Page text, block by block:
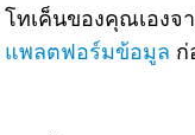
โทเค็นของคุณเองจ
แพลตฟอร์มข้อมูล